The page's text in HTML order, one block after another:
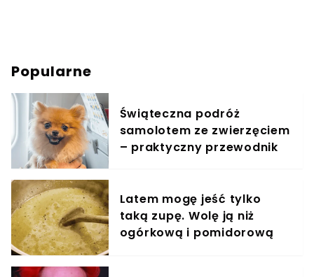
Popularne
Świąteczna podróż
samolotem ze zwierzęciem
– praktyczny przewodnik
Latem mogę jeść tylko
taką zupę. Wolę ją niż
ogórkową i pomidorową